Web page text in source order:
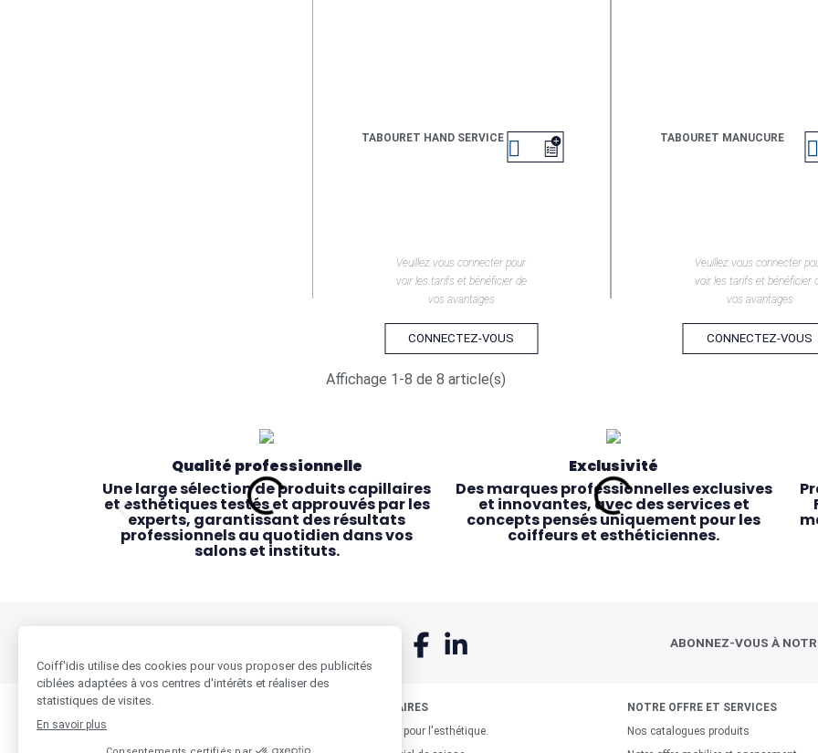
TABOURET HAND SERVICE 
Veuillez vous connecter pour
voir les tarifs et bénéficier de
vos avantages
CONNECTEZ-VOUS
EN SAVOIR +
TABOURET MANUCURE 
Veuillez vous connecter
voir les tarifs et bénéficier
vos avantages
CONNECTEZ-VOUS
EN SAVOIR +
Affichage 1-8 de 8 article(s)
Qualité professionnelle
Une large sélection de produits capillaires
et esthétiques testés et approuvés par les
experts, garantissant des résultats
professionnels au quotidien dans vos
salons et instituts.
Exclusivité
Des marques professionnelles exclusives
et innovantes, avec des services et
concepts pensés uniquement pour les
coiffeurs et esthéticiennes.
ABONNEZ-VOUS À
COIFF'IDIS & VOUS
Qui sommes nous
NOS PARTENAIRES
Beauty-Design, pour l'esthétique.
NOTRE OFFRE ET SERVICES
Nos catalogues produits